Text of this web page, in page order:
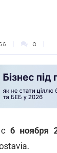
0
с 6 ноября